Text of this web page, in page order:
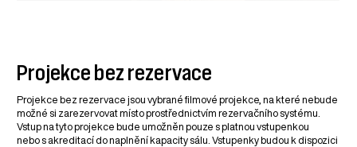
Projekce bez rezervace
Projekce bez rezervace jsou vybrané filmové projekce, na které nebude
možné si zarezervovat místo prostřednictvím rezervačního systému.
Vstup na tyto projekce bude umožněn pouze s platnou vstupenkou
nebo s akreditací do naplnění kapacity sálu. Vstupenky budou k dispozici